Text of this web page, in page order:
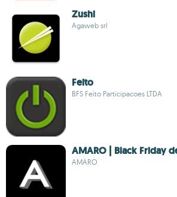
Zushi
Agaweb srl
Feito
BFS Feito Participacoes LTDA
AMARO | Black Friday
AMARO